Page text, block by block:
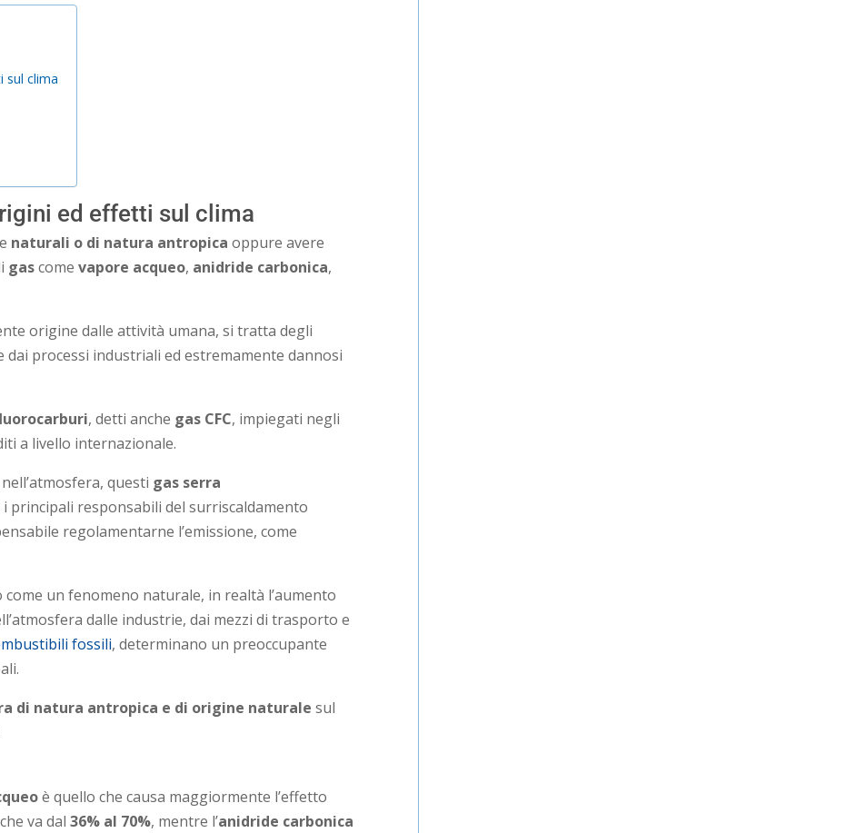
sul clima
ed effetti sul clima
naturali o di natura antropica oppure avere
gascomevapore acqueo, anidride carbonica,
origine dalle attività umana, si tratta degli
dai processi industriali ed estremamente dannosi
, detti anche gas CFC, impiegati negli
a livello internazionale.
questi gas serra
principali responsabili del surriscaldamento
regolamentarne l’emissione, come
come un fenomeno naturale, in realtà l’aumento
dalle industrie, dai mezzi di trasporto e
fossili, determinano un preoccupante
di natura antropica e di origine naturale sul
è quello che causa maggiormente l’effetto
va dal36% al 70%, mentre l’anidride carbonica